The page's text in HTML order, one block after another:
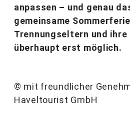
anpassen – und genau
gemeinsame
Trennungseltern und
überhaupt erst möglich.
© mit freundlicher
Haveltourist GmbH